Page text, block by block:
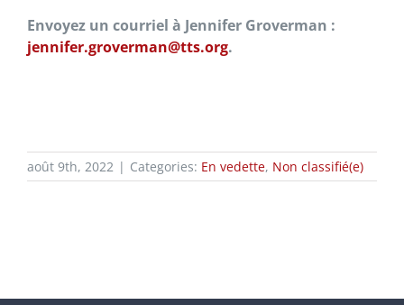
Envoyez un courriel à Jennifer Groverman :
jennifer.groverman@tts.org.
août 9th, 2022 | Categories: En vedette, Non classifié(e)